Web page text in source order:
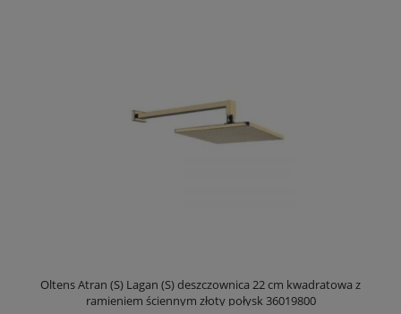
Oltens Atran (S) Lagan (S) deszczownica 22 cm kwadratowa z
ramieniem ściennym złoty połysk 36019800